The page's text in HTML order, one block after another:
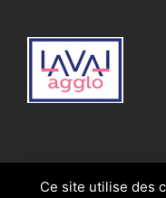
Ce site utilise des
© 2026 Théâtre Les 3